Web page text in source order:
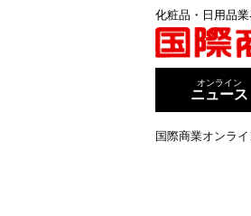
化粧品・日用品
オンライン
ニュース
国際商業オンライ